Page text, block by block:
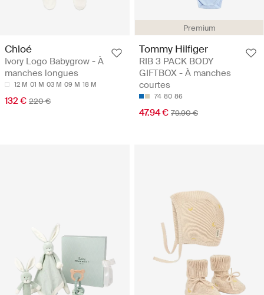
Chloé
Ivory Logo Babygrow - À
manches longues
12 M 01 M 03 M 09 M 18 M
132 € 220 €
Premium
Tommy Hilfiger
RIB 3 PACK BODY
GIFTBOX - À manches
courtes
74 80 86
47.94 € 79.90 €